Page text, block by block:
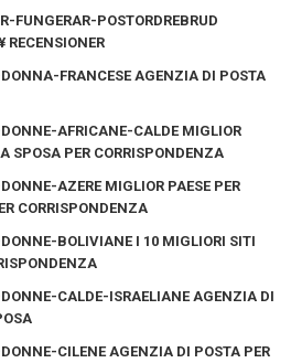
FUNGERAR-POSTORDREBRUD
RECENSIONER
FRANCESE AGENZIA DI POSTA
AFRICANE-CALDE MIGLIOR
SPOSA PER CORRISPONDENZA
AZERE MIGLIOR PAESE PER
CORRISPONDENZA
BOLIVIANE I 10 MIGLIORI SITI
CALDE-ISRAELIANE AGENZIA DI
CILENE AGENZIA DI POSTA PER